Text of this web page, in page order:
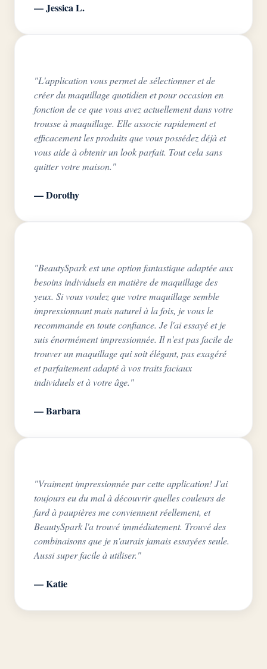
— Jessica L.
"L'application vous permet de sélectionner et de
créer du maquillage quotidien et pour occasion en
fonction de ce que vous avez actuellement dans votre
trousse à maquillage. Elle associe rapidement et
efficacement les produits que vous possédez déjà et
vous aide à obtenir un look parfait. Tout cela sans
quitter votre maison."
— Dorothy
"BeautySpark est une option fantastique adaptée aux
besoins individuels en matière de maquillage des
yeux. Si vous voulez que votre maquillage semble
impressionnant mais naturel à la fois, je vous le
recommande en toute confiance. Je l'ai essayé et je
suis énormément impressionnée. Il n'est pas facile de
trouver un maquillage qui soit élégant, pas exagéré
et parfaitement adapté à vos traits faciaux
individuels et à votre âge."
— Barbara
"Vraiment impressionnée par cette application! J'ai
toujours eu du mal à découvrir quelles couleurs de
fard à paupières me conviennent réellement, et
BeautySpark l'a trouvé immédiatement. Trouvé des
combinaisons que je n'aurais jamais essayées seule.
Aussi super facile à utiliser."
— Katie